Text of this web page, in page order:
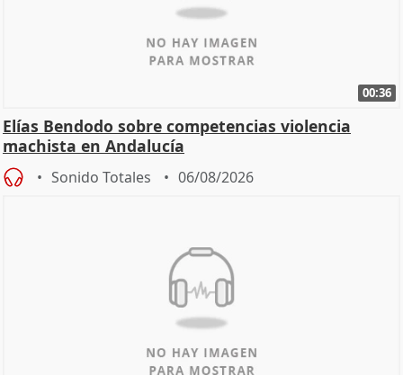
00:36
Elías Bendodo sobre competencias violencia
machista en Andalucía
Sonido Totales 06/08/2026